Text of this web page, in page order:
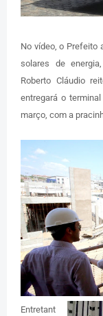
No vídeo, o Prefeito
solares de
Roberto Cláudio
entregará o
março, com a
Entretant